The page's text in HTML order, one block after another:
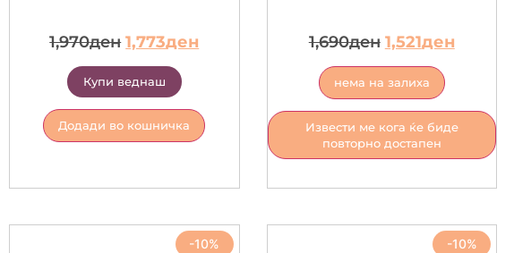
1,970ден 1,773ден
Купи веднаш
Додади во кошничка
1,690ден 1,521ден
нема на залиха
Извести ме кога ќе биде
повторно достапен
-10% -10%